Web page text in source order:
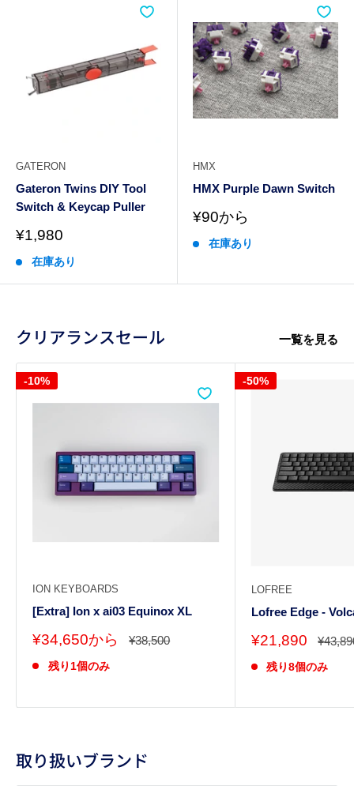
GATERON
Gateron Twins DIY Tool
Switch & Keycap Puller
販
価
格
¥1,980
在庫あり
HMX
HMX Purple Dawn Switch
販
価
¥90から
在庫あり
クリアランスセール 一覧を見る
-10%
ION KEYBOARDS
[Extra] Ion x ai03 Equinox XL
販
価
¥34,650から
通
¥38,500
残り1個のみ
-50%
LOFREE
Lofree Edge -
販
価
¥21,890
通
価
格
残り8個のみ
取り扱いブランド